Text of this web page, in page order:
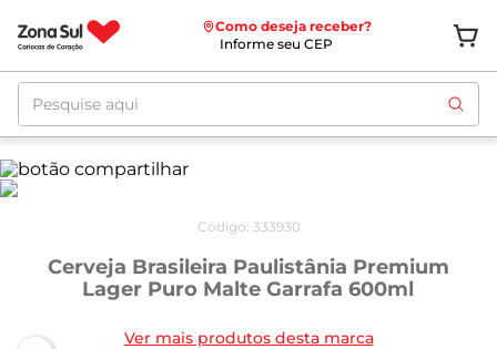
Como deseja receber?
Informe seu CEP
Pesquise aqui
Código: 333930
Cerveja Brasileira Paulistânia Premium
Lager Puro Malte Garrafa 600ml
Ver mais produtos desta marca